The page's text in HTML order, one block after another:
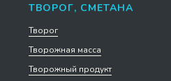
ТВОРОГ, СМЕТАНА
Творог
Творожная масса
Творожный продукт